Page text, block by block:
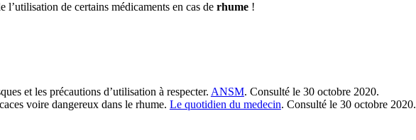
de certains médicaments en cas de rhume!
et les précautions d’utilisation à respecter. ANSM. Consulté le 30 octobre 2020.
voire dangereux dans le rhume. Le quotidien du medecin. Consulté le 30 octobre 2020.